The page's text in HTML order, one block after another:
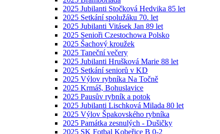
2025 Jubilanti Stočková Hedvika 85 let
2025 Setkání spolužáku 70. let
2025 Jubilanti Vitásek Jan 89 let
2025 Senioři Czestochowa Polsko
2025 Šachový kroužek
2025 Taneční večery
2025 Jubilanti Hrušková Marie 88 let
2025 Setkání seniorů v KD
2025 Výlov rybníka Na Točně
2025 Krmáš, Bohuslavice
2025 Pausův rybník a potok
2025 Jubilanti Lischková Milada 80 let
2025 Výlov Špakovského rybníka
2025 Památka zesnulých - Dušičky
2025 SK Fotbal Kobeřice B 0-2